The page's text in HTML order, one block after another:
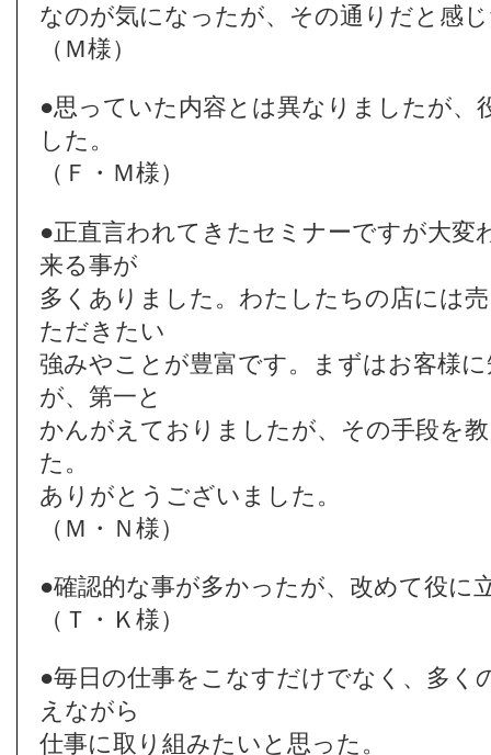
なのが気になったが、その通りだと感
（Ｍ様）
●思っていた内容とは異なりましたが、
した。
（Ｆ・Ｍ様）
●正直言われてきたセミナーですが大変
来る事が
多くありました。わたしたちの店には
ただきたい
強みやことが豊富です。まずはお客様
が、第一と
かんがえておりましたが、その手段を
た。
ありがとうございました。
（Ｍ・Ｎ様）
●確認的な事が多かったが、改めて役に
（Ｔ・Ｋ様）
●毎日の仕事をこなすだけでなく、多く
えながら
仕事に取り組みたいと思った。